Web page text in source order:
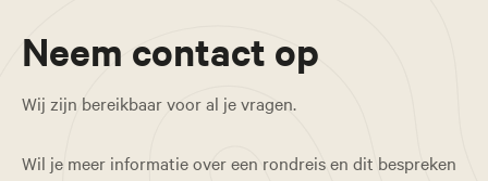
Neem contact op
Wij zijn bereikbaar voor al je vragen.
Wil je meer informatie over een rondreis en dit bespreken